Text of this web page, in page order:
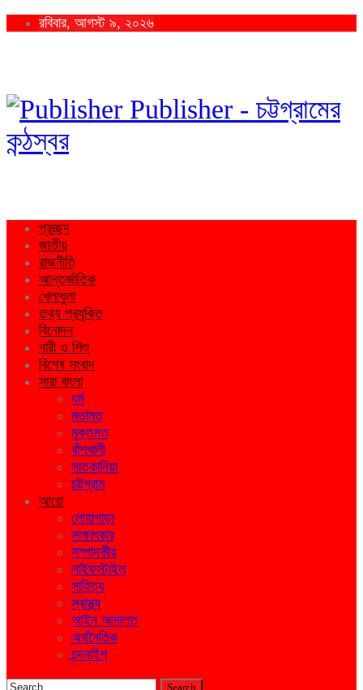
রবিবার, আগস্ট ৯, ২০২৬
Publisher - চট্টগ্রামের
কন্ঠস্বর
প্রচ্ছদ
জাতীয়
রাজনীতি
আন্তর্জাতিক
খেলাধুলা
তথ্য প্রযুক্তি
বিনোদন
নারী ও শিশু
বিশেষ সংবাদ
সারা বাংলা
ধর্ম
মতামত
মুক্তমত
বাঁশখালী
সাতকানিয়া
চট্টগ্রাম
আরো
লোহাগাড়া
সাক্ষাৎকার
সম্পাদকীয়
লাইফস্টাইল
সাহিত্য
স্বাস্থ্য
আইন আদালত
অর্থনৈতিক
চন্দনাইশ